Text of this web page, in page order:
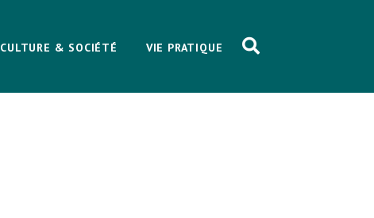
CULTURE & SOCIÉTÉ VIE PRATIQUE